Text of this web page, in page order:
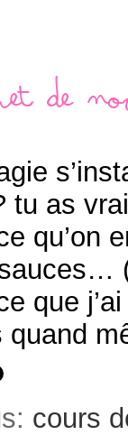
de
tu as
qu’on
que
quand
cours